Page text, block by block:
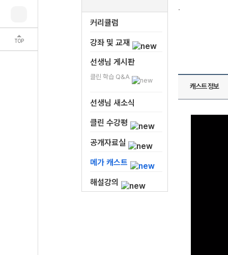
TOP
커리큘럼
강좌 및 교재
선생님 게시판
클린 학습 Q&A
선생님 새소식
클린 수강평
공개자료실
메가 캐스트
해설강의
캐스트 정보